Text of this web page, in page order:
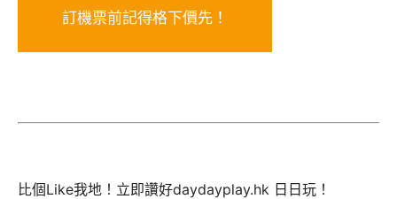
訂機票前記得格下價先！
比個Like我地！立即讚好daydayplay.hk 日日玩！